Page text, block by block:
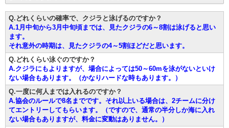
Q.どれくらいの確率で、クジラと泳げるのですか？
A.1月中旬から3月中旬頃までは、見たクジラの6～8割は泳げると思い
ます。
それ意外の時期は、見たクジラの4～5割ほどだと思います。
Q.どれくらい泳ぐのですか？
A.クジラにもよりますが、場合によっては50～60mを泳がないといけ
ない場合もあります。（かなりハードな時もあります。）
Q.一度に何人までは入れるのですか？
A.協会のルールで8名までです。それ以上いる場合は、2チームに分け
てエントリーしてもらいます。（ですので、通常の半分しか海に入れ
ない場合もありますが、料金に変動はありません。）